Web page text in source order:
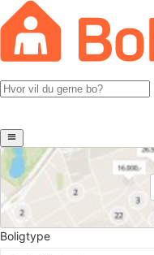
Boligtype